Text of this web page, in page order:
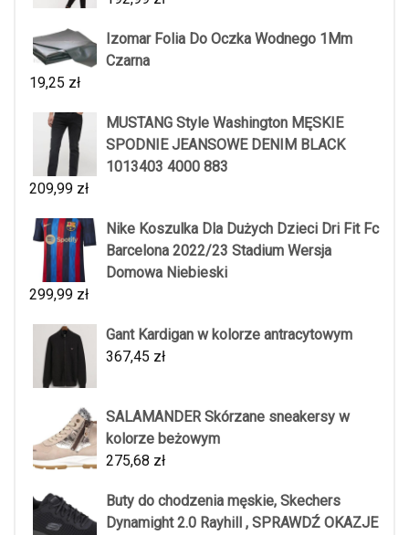
Izomar Folia Do Oczka Wodnego 1Mm
Czarna
19,25 zł
MUSTANG Style Washington MĘSKIE
SPODNIE JEANSOWE DENIM BLACK
1013403 4000 883
209,99 zł
Nike Koszulka Dla Dużych Dzieci Dri Fit Fc
Barcelona 2022/23 Stadium Wersja
Domowa Niebieski
299,99 zł
Gant Kardigan w kolorze antracytowym
367,45 zł
SALAMANDER Skórzane sneakersy w
kolorze beżowym
275,68 zł
Buty do chodzenia męskie, Skechers
Dynamight 2.0 Rayhill , SPRAWDŹ OKAZJE